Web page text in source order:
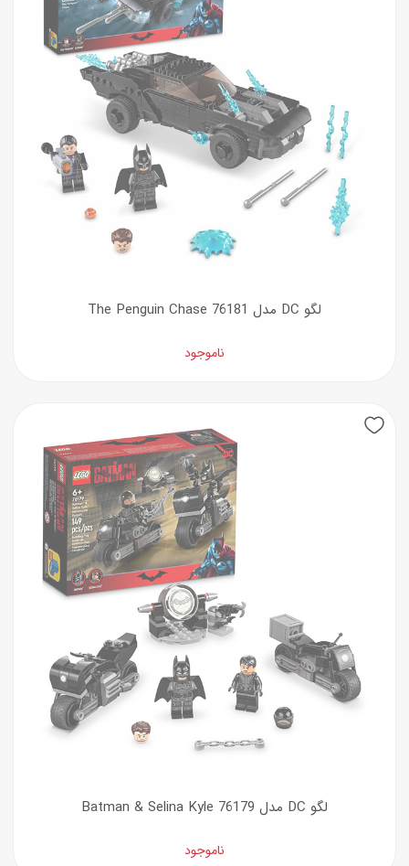
لگو DC مدل The Penguin Chase 76181
ناموجود
لگو DC مدل Batman & Selina Kyle 76179
ناموجود